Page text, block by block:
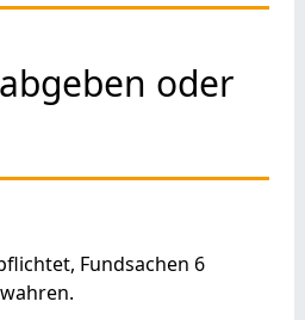
oder
Fundsachen 6